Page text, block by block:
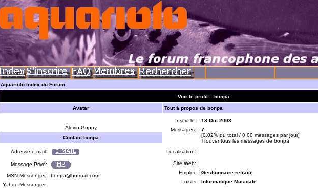
Aquariolo Index du Forum
Voir le profil :: bonpa
Avatar Tout à propos de bonpa
Alevin Guppy
Inscrit le:
18 Oct 2003
Messages:
7
[0.02% du total / 0.00 messages par jour]
Trouver tous les messages de bonpa
Localisation:
Site Web:
Emploi:
Gestionnaire retraite
Loisirs:
Informatique Musicale
Contact bonpa
Adresse e-mail:
Message Privé:
MSN Messenger:
bonpa@hotmail.com
Yahoo Messenger: